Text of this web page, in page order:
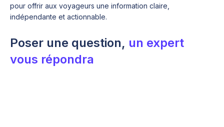
Certaines formules fonctionnent en “toute cause
justifiée”.
personne.
👉 On passe d’une protection limitée à une
protection budgétaire complète.
pour offrir aux voyageurs une information claire,
indépendante et actionnable.
Poser une question, un expert
vous répondra